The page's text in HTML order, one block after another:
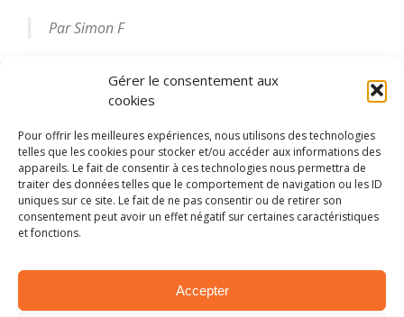
Gérer le consentement aux
cookies
Pour offrir les meilleures expériences, nous utilisons des technologies
telles que les cookies pour stocker et/ou accéder aux informations des
appareils. Le fait de consentir à ces technologies nous permettra de
traiter des données telles que le comportement de navigation ou les ID
uniques sur ce site. Le fait de ne pas consentir ou de retirer son
consentement peut avoir un effet négatif sur certaines caractéristiques
et fonctions.
Accepter
Par Simon F
Alexey Lukyanuk
Marijan Griebel rally Saintéloc Racing
PARTAGER SUR: